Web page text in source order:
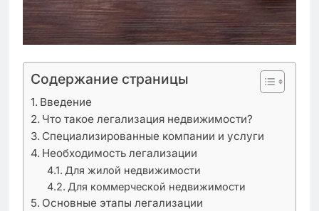
Содержание страницы
Введение
Что такое легализация недвижимости?
Специализированные компании и услуги
Необходимость легализации
Для жилой недвижимости
Для коммерческой недвижимости
Основные этапы легализации